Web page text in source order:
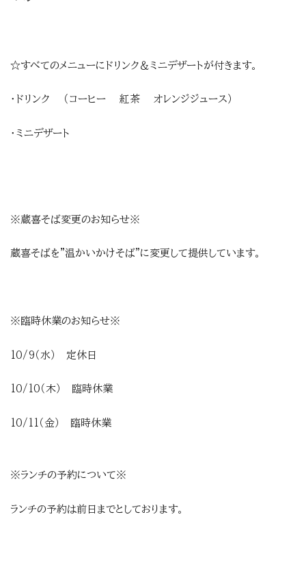
☆すべてのメニューにドリンク＆ミニデザートが付きます。
・ドリンク （コーヒー 紅茶 オレンジジュース）
・ミニデザート
※蔵喜そば変更のお知らせ※
蔵喜そばを”温かいかけそば”に変更して提供しています。
※臨時休業のお知らせ※
10/9（水） 定休日
10/10（木） 臨時休業
10/11（金） 臨時休業
※ランチの予約について※
ランチの予約は前日までとしております。